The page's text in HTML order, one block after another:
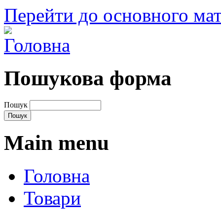
Перейти до основного
Пошукова форма
Пошук
Main menu
Головна
Товари